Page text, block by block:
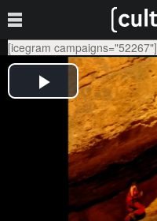
[icegram campaigns="52267"]